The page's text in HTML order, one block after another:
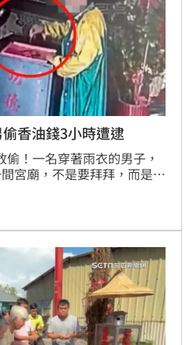
香油錢3小時遭逮
！一名穿著雨衣的男子，
宮廟，不是要拜拜，而是透
男子是轄區慣犯，因此3小